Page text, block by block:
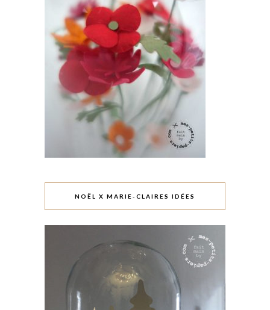
NOËL X MARIE-CLAIRES IDÉES